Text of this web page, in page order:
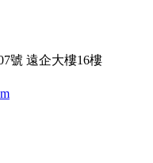
號 遠企大樓16樓